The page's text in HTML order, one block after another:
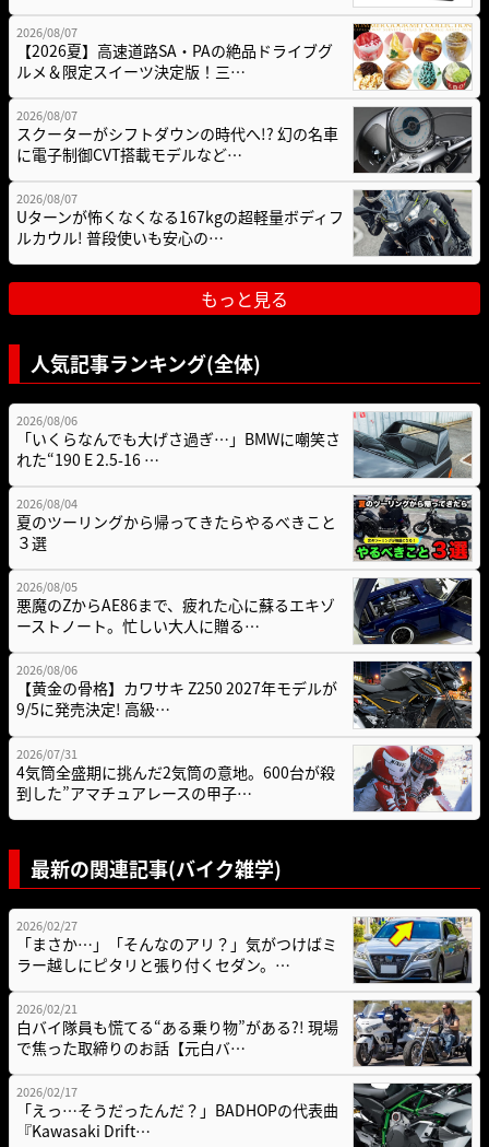
2026/08/07
【2026夏】高速道路SA・PAの絶品ドライブグ
ルメ＆限定スイーツ決定版！三…
2026/08/07
スクーターがシフトダウンの時代へ!? 幻の名車
に電子制御CVT搭載モデルなど…
2026/08/07
Uターンが怖くなくなる167kgの超軽量ボディフ
ルカウル! 普段使いも安心の…
もっと見る
人気記事ランキング(全体)
2026/08/06
「いくらなんでも大げさ過ぎ…」BMWに嘲笑さ
れた“190 E 2.5-16 …
2026/08/04
夏のツーリングから帰ってきたらやるべきこと
３選
2026/08/05
悪魔のZからAE86まで、疲れた心に蘇るエキゾ
ーストノート。忙しい大人に贈る…
2026/08/06
【黄金の骨格】カワサキ Z250 2027年モデルが
9/5に発売決定! 高級…
2026/07/31
4気筒全盛期に挑んだ2気筒の意地。600台が殺
到した”アマチュアレースの甲子…
最新の関連記事(バイク雑学)
2026/02/27
「まさか…」「そんなのアリ？」気がつけばミ
ラー越しにピタリと張り付くセダン。…
2026/02/21
白バイ隊員も慌てる“ある乗り物”がある?! 現場
で焦った取締りのお話【元白バ…
2026/02/17
「えっ…そうだったんだ？」BADHOPの代表曲
『Kawasaki Drift…